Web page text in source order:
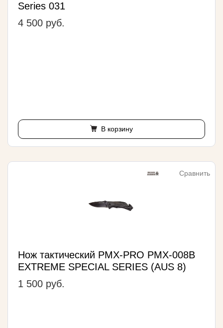
Series 031
4 500 руб.
В корзину
Сравнить
Нож тактический PMX-PRO PMX-008B
EXTREME SPECIAL SERIES (AUS 8)
1 500 руб.